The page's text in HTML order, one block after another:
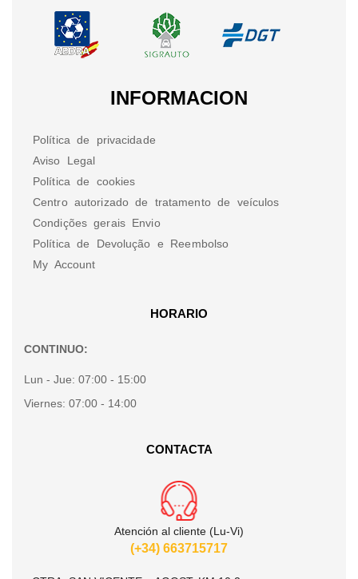
INFORMACION
Política de privacidade
Aviso Legal
Política de cookies
Centro autorizado de tratamento de veículos
Condições gerais Envio
Política de Devolução e Reembolso
My Account
HORARIO
CONTINUO:
Lun - Jue: 07:00 - 15:00
Viernes: 07:00 - 14:00
CONTACTA
Atención al cliente (Lu-Vi)
(+34) 663715717